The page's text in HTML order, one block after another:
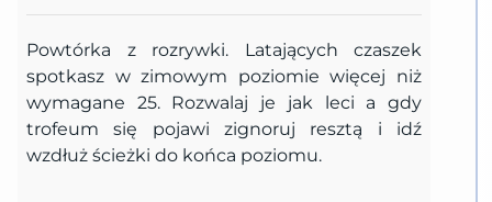
Powtórka z rozrywki. Latających czaszek
spotkasz w zimowym poziomie więcej niż
wymagane 25. Rozwalaj je jak leci a gdy
trofeum się pojawi zignoruj resztą i idź
wzdłuż ścieżki do końca poziomu.